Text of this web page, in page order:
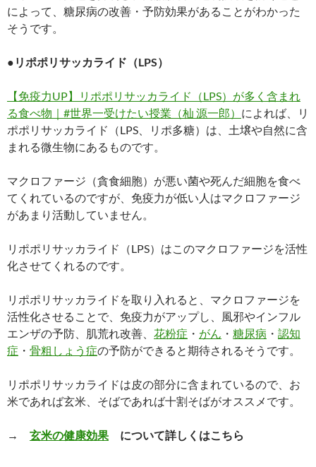
によって、糖尿病の改善・予防効果があることがわかった
そうです。
●リポポリサッカライド（LPS）
【免疫力UP】リポポリサッカライド（LPS）が多く含まれ
る食べ物｜#世界一受けたい授業（杣 源一郎） によれば、リ
ポポリサッカライド（LPS、リポ多糖）は、土壌や自然に含
まれる微生物にあるものです。
マクロファージ（貪食細胞）が悪い菌や死んだ細胞を食べ
てくれているのですが、免疫力が低い人はマクロファージ
があまり活動していません。
リポポリサッカライド（LPS）はこのマクロファージを活性
化させてくれるのです。
リポポリサッカライドを取り入れると、マクロファージを
活性化させることで、免疫力がアップし、風邪やインフル
エンザの予防、肌荒れ改善、 花粉症 ・ がん ・ 糖尿病 ・ 認知
症 ・ 骨粗しょう症の予防ができると期待されるそうです。
リポポリサッカライドは皮の部分に含まれているので、お
米であれば玄米、そばであれば十割そばがオススメです。
→ 玄米の健康効果 について詳しくはこちら